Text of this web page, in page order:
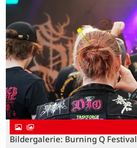
Bildergalerie: Burning Q Festival